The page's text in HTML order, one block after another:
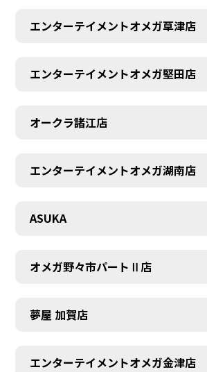
エンターテイメントオメガ草津店
エンターテイメントオメガ堅田店
オークラ諸江店
エンターテイメントオメガ湖南店
ASUKA
オメガ野々市パートⅡ店
夢屋 加賀店
エンターテイメントオメガ金津店